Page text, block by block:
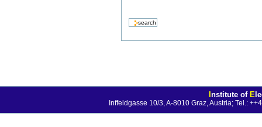
Institute of E
Inffeldgasse 10/3, A-8010 Graz, Austria; Tel.: